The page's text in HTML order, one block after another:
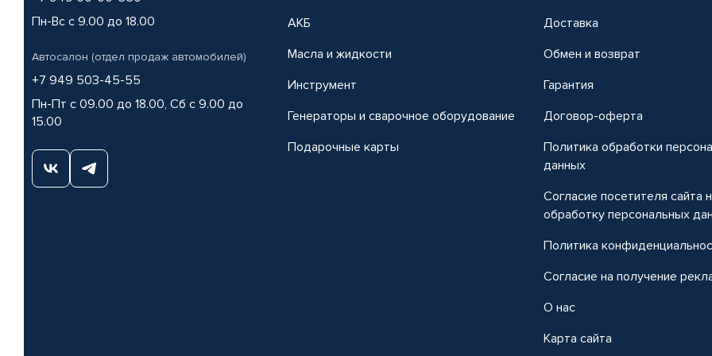
Пн-Вс с 9.00 до 18.00
Автосалон (отдел продаж автомобилей)
+7 949 503-45-55
Пн-Пт с 09.00 до 18.00, Сб с 9.00 до
15.00
АКБ
Масла и жидкости
Инструмент
Генераторы и сварочное оборудование
Подарочные карты
Доставка
Обмен и возврат
Гарантия
Договор-оферта
Политика обработки
данных
Согласие посетителя сайта
обработку персональных
Политика
Согласие на получение
О нас
Карта сайта